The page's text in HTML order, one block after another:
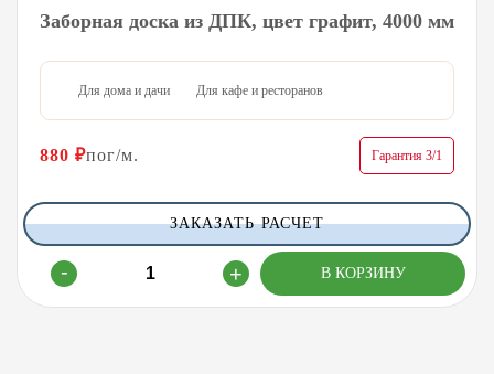
Заборная доска из ДПК, цвет графит, 4000 мм
Для дома и дачи Для кафе и ресторанов
880 ₽пог/м. Гарантия 3/1
ЗАКАЗАТЬ РАСЧЕТ